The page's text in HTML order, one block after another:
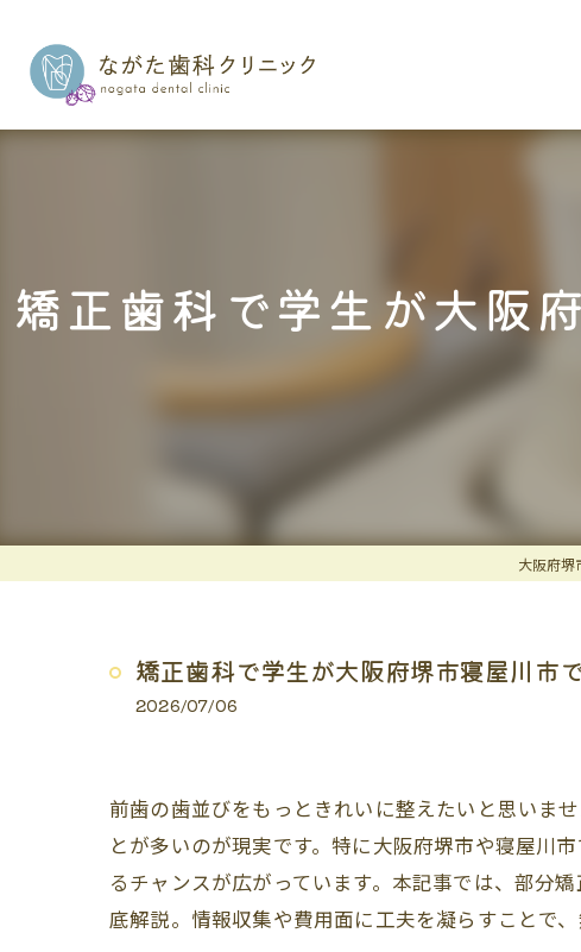
矯正歯科で学生が大阪
大阪府堺
矯正歯科で学生が大阪府堺市寝屋川市
2026/07/06
前歯の歯並びをもっときれいに整えたいと思いま
とが多いのが現実です。特に大阪府堺市や寝屋川
るチャンスが広がっています。本記事では、部分
底解説。情報収集や費用面に工夫を凝らすことで